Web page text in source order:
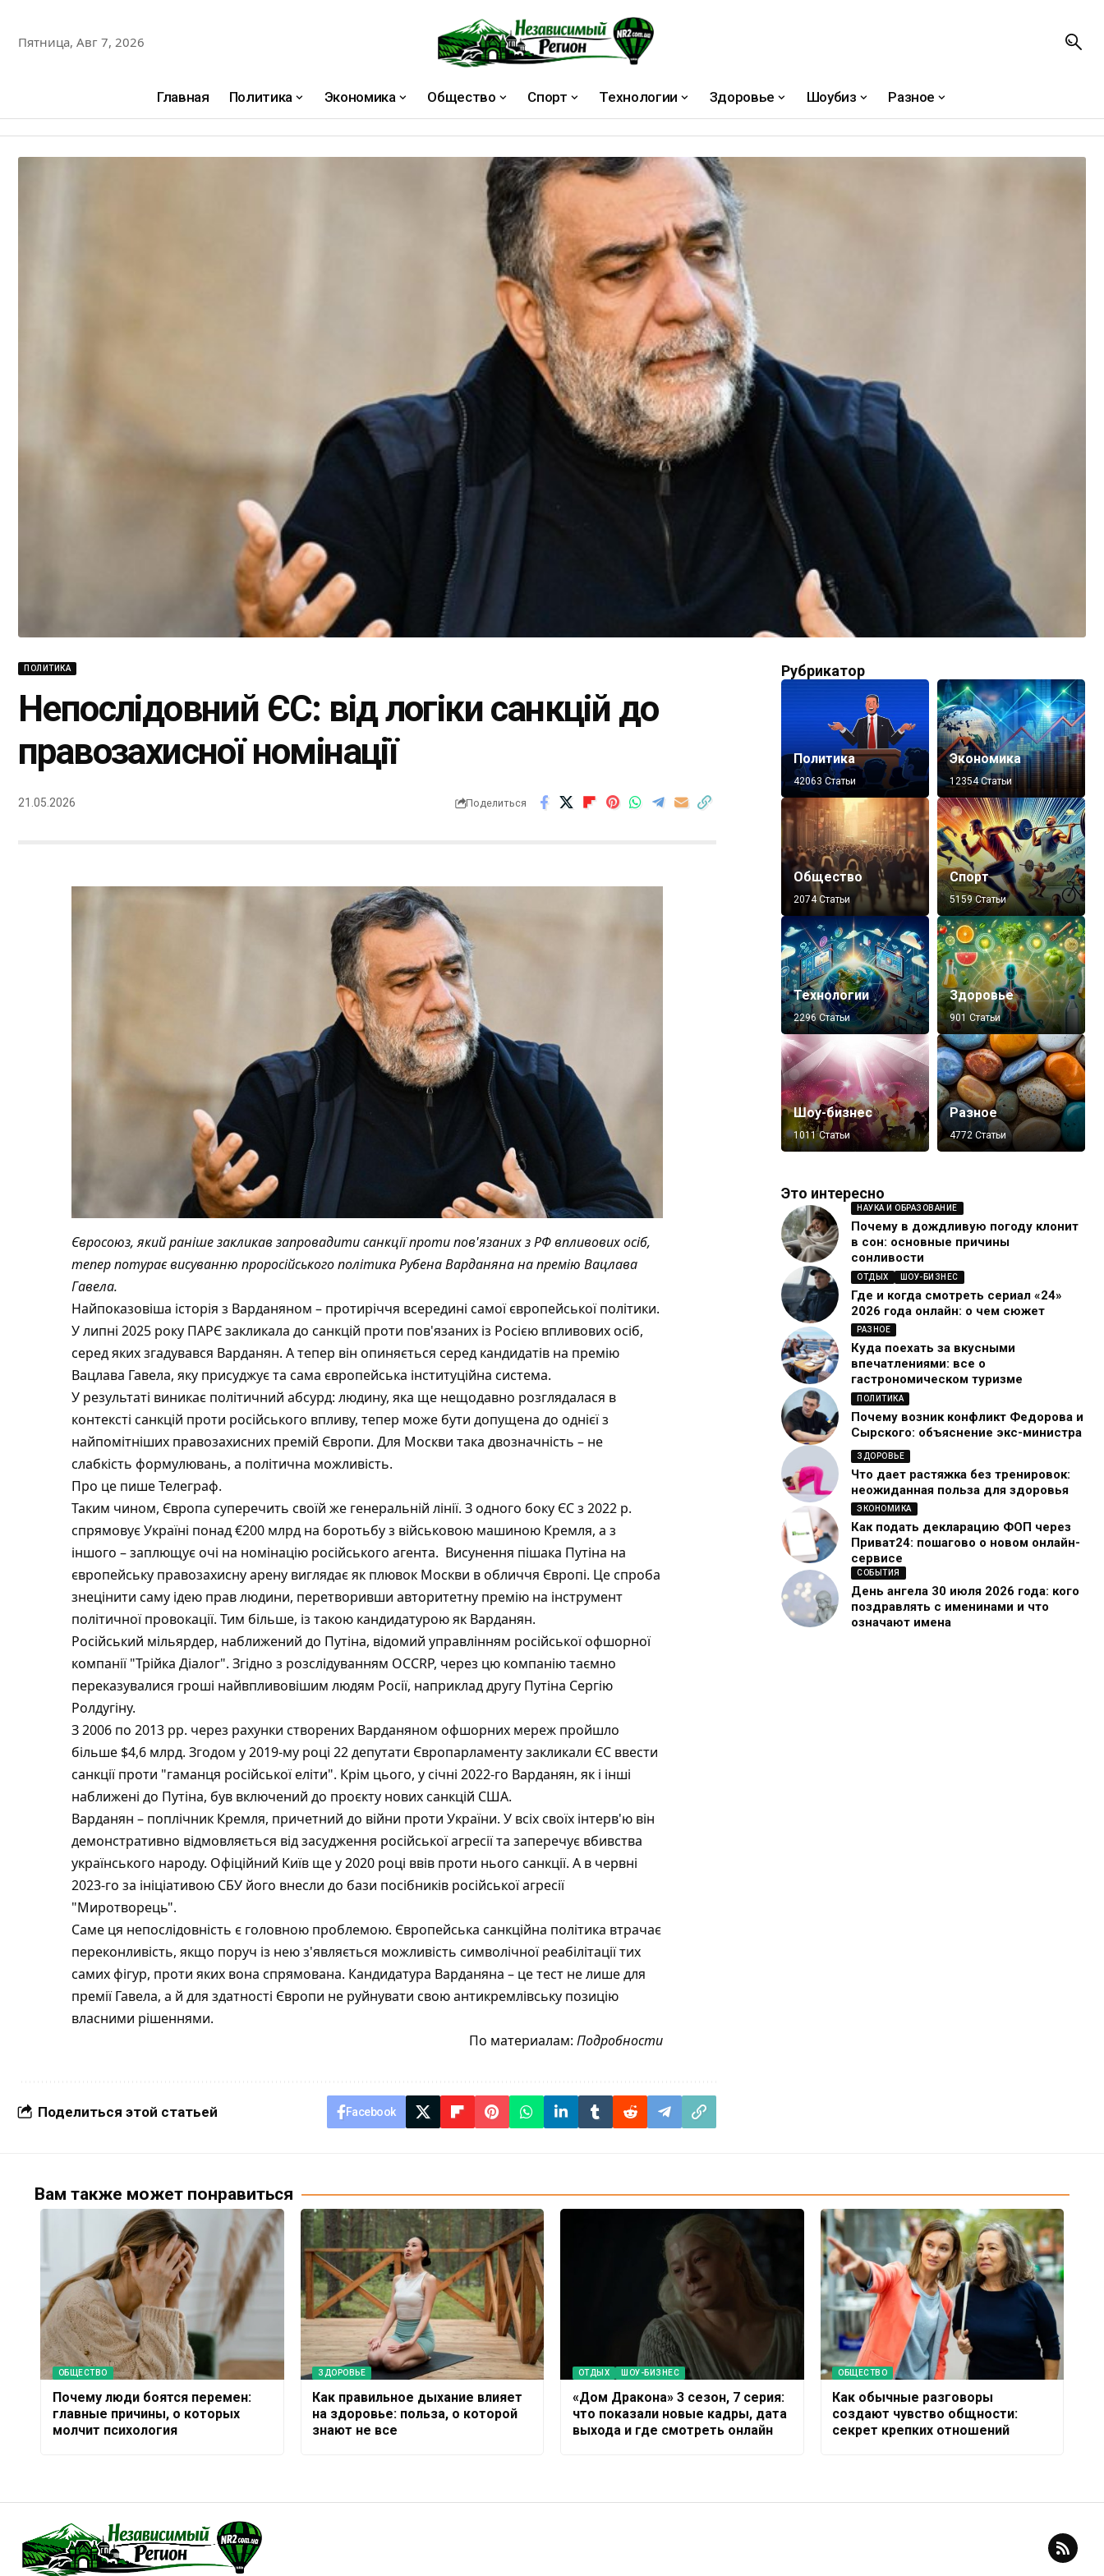
Пятница, Авг 7, 2026
Главная Политика Экономика Общество Спорт Технологии Здоровье Шоубиз Разное
ПОЛИТИКА
Непослідовний ЄС: від логіки санкцій до
правозахисної номінації
21.05.2026 Поделиться
Євросоюз, який раніше закликав запровадити санкції проти пов'язаних з РФ впливових осіб,
тепер потурає висуванню проросійського політика Рубена Варданяна на премію Вацлава
Гавела.
Найпоказовіша історія з Варданяном – протиріччя всередині самої європейської політики.
У липні 2025 року ПАРЄ закликала до санкцій проти пов'язаних із Росією впливових осіб,
серед яких згадувався Варданян. А тепер він опиняється серед кандидатів на премію
Вацлава Гавела, яку присуджує та сама європейська інституційна система.
У результаті виникає політичний абсурд: людину, яка ще нещодавно розглядалася в
контексті санкцій проти російського впливу, тепер може бути допущена до однієї з
найпомітніших правозахисних премій Європи. Для Москви така двозначність – не
слабкість формулювань, а політична можливість.
Про це пише Телеграф.
Таким чином, Європа суперечить своїй же генеральній лінії. З одного боку ЄС з 2022 р.
спрямовує Україні понад €200 млрд на боротьбу з військовою машиною Кремля, а з
іншого – заплющує очі на номінацію російського агента. Висунення пішака Путіна на
європейську правозахисну арену виглядає як плювок Москви в обличчя Європі. Це спроба
знецінити саму ідею прав людини, перетворивши авторитетну премію на інструмент
політичної провокації. Тим більше, із такою кандидатурою як Варданян.
Російський мільярдер, наближений до Путіна, відомий управлінням російської офшорної
компанії "Трійка Діалог". Згідно з розслідуванням OCCRP, через цю компанію таємно
переказувалися гроші найвпливовішим людям Росії, наприклад другу Путіна Сергію
Ролдугіну.
З 2006 по 2013 рр. через рахунки створених Варданяном офшорних мереж пройшло
більше $4,6 млрд. Згодом у 2019-му році 22 депутати Європарламенту закликали ЄС ввести
санкції проти "гаманця російської еліти". Крім цього, у січні 2022-го Варданян, як і інші
наближені до Путіна, був включений до проєкту нових санкцій США.
Варданян – поплічник Кремля, причетний до війни проти України. У всіх своїх інтерв'ю він
демонстративно відмовляється від засудження російської агресії та заперечує вбивства
українського народу. Офіційний Київ ще у 2020 році ввів проти нього санкції. А в червні
2023-го за ініціативою СБУ його внесли до бази посібників російської агресії
"Миротворець".
Саме ця непослідовність є головною проблемою. Європейська санкційна політика втрачає
переконливість, якщо поруч із нею з'являється можливість символічної реабілітації тих
самих фігур, проти яких вона спрямована. Кандидатура Варданяна – це тест не лише для
премії Гавела, а й для здатності Європи не руйнувати свою антикремлівську позицію
власними рішеннями.
По материалам: Подробности
Поделиться этой статьей Facebook
Рубрикатор
Политика
42063 Статьи
Экономика
12354 Статьи
Общество
2074 Статьи
Спорт
5159 Статьи
Технологии
2296 Статьи
Здоровье
901 Статьи
Шоу-бизнес
1011 Статьи
Разное
4772 Статьи
Это интересно
НАУКА И ОБРАЗОВАНИЕ
Почему в дождливую погоду клонит
в сон: основные причины
сонливости
ОТДЫХ ШОУ-БИЗНЕС
Где и когда смотреть сериал «24»
2026 года онлайн: о чем сюжет
РАЗНОЕ
Куда поехать за вкусными
впечатлениями: все о
гастрономическом туризме
ПОЛИТИКА
Почему возник конфликт Федорова и
Сырского: объяснение экс-министра
ЗДОРОВЬЕ
Что дает растяжка без тренировок:
неожиданная польза для здоровья
ЭКОНОМИКА
Как подать декларацию ФОП через
Приват24: пошагово о новом онлайн-
сервисе
СОБЫТИЯ
День ангела 30 июля 2026 года: кого
поздравлять с именинами и что
означают имена
Вам также может понравиться
ОБЩЕСТВО
Почему люди боятся перемен:
главные причины, о которых
молчит психология
ЗДОРОВЬЕ
Как правильное дыхание влияет
на здоровье: польза, о которой
знают не все
ОТДЫХ ШОУ-БИЗНЕС
«Дом Дракона» 3 сезон, 7 серия:
что показали новые кадры, дата
выхода и где смотреть онлайн
ОБЩЕСТВО
Как обычные разговоры
создают чувство общности:
секрет крепких отношений